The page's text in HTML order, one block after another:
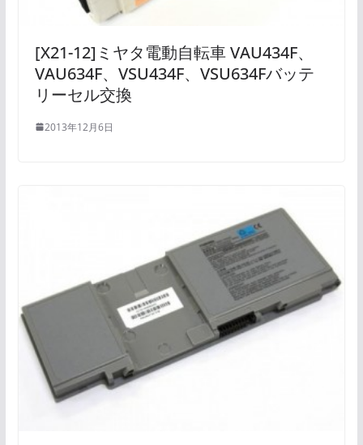
[X21-12]ミヤタ電動自転車 VAU434F、
VAU634F、VSU434F、VSU634Fバッテ
リーセル交換
2013年12月6日